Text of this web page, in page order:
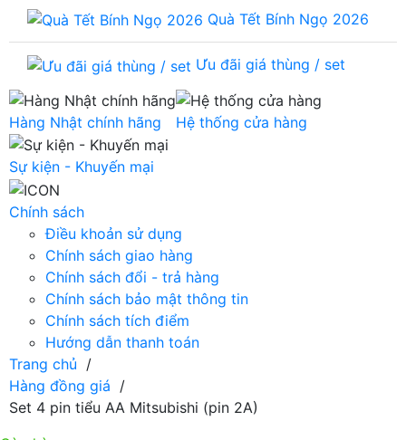
Quà Tết Bính Ngọ 2026
Ưu đãi giá thùng / set
Hàng Nhật chính hãng Hệ thống cửa hàng
Sự kiện - Khuyến mại
Chính sách
Điều khoản sử dụng
Chính sách giao hàng
Chính sách đổi - trả hàng
Chính sách bảo mật thông tin
Chính sách tích điểm
Hướng dẫn thanh toán
Trang chủ /
Hàng đồng giá /
Set 4 pin tiểu AA Mitsubishi (pin 2A)